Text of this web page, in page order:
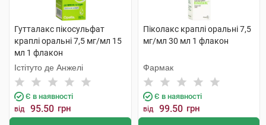
Гутталакс пікосульфат
краплі оральні 7,5 мг/мл 15
мл 1 флакон
Істітуто де Анжелі
Є в наявності
від 95.50 грн
Піколакс краплі оральні 7,5
мг/мл 30 мл 1 флакон
Фармак
Є в наявності
від 99.50 грн